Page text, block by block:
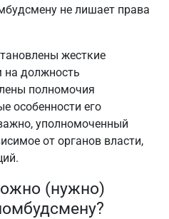
не лишает права
жесткие
на должность
полномочия
особенности его
уполномоченный
от органов власти,
(нужно)